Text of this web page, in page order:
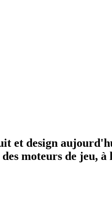
et design
moteurs de jeu,